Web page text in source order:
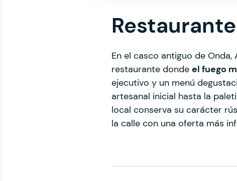
En el casco antiguo de
restaurante donde el fuego
ejecutivo y un menú
artesanal inicial hasta la
local conserva su carácter
la calle con una oferta más